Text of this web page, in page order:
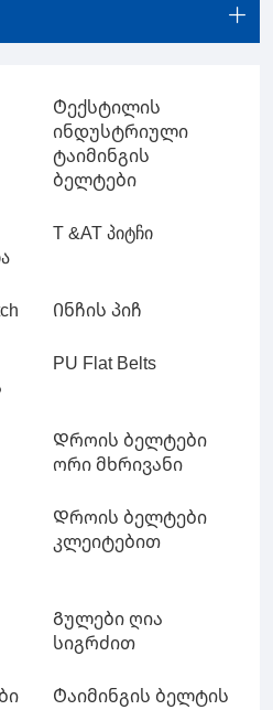
Ტექსტილის
ინდუსტრიული
ტაიმინგის
ბელტები
T &AT პიტჩი
Ინჩის პიჩ
PU Flat Belts
Დროის ბელტები
ორი მხრივანი
Დროის ბელტები
კლეიტებით
Გულები ღია
სიგრძით
Ტაიმინგის ბელტის